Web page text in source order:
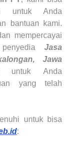
untuk Anda
bantuan kami.
mempercayai
Jasa
Jawa
untuk Anda
yang telah
untuk bisa
: